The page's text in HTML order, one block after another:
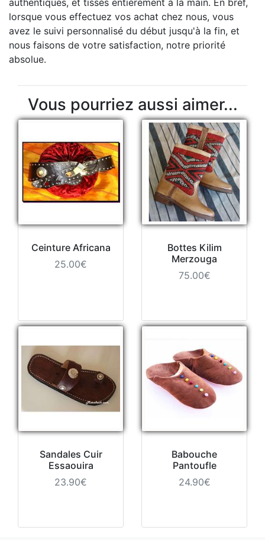
lorsque vous effectuez vos achat chez nous, vous
avez le suivi personnalisé du début jusqu'à la fin, et
nous faisons de votre satisfaction, notre priorité
absolue.
Vous pourriez aussi aimer...
Ceinture Africana
25.00€
Bottes Kilim
Merzouga
75.00€
Sandales Cuir
Essaouira
23.90€
Babouche
Pantoufle
24.90€